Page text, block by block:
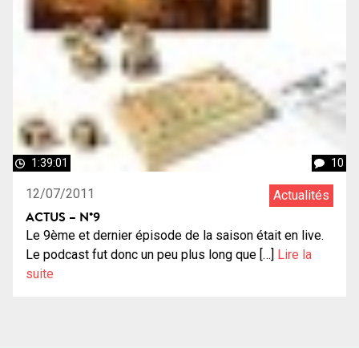
1:39:01 10
12/07/2011 Actualités
ACTUS – N°9
Le 9ème et dernier épisode de la saison était en live.
Le podcast fut donc un peu plus long que […] Lire la
suite